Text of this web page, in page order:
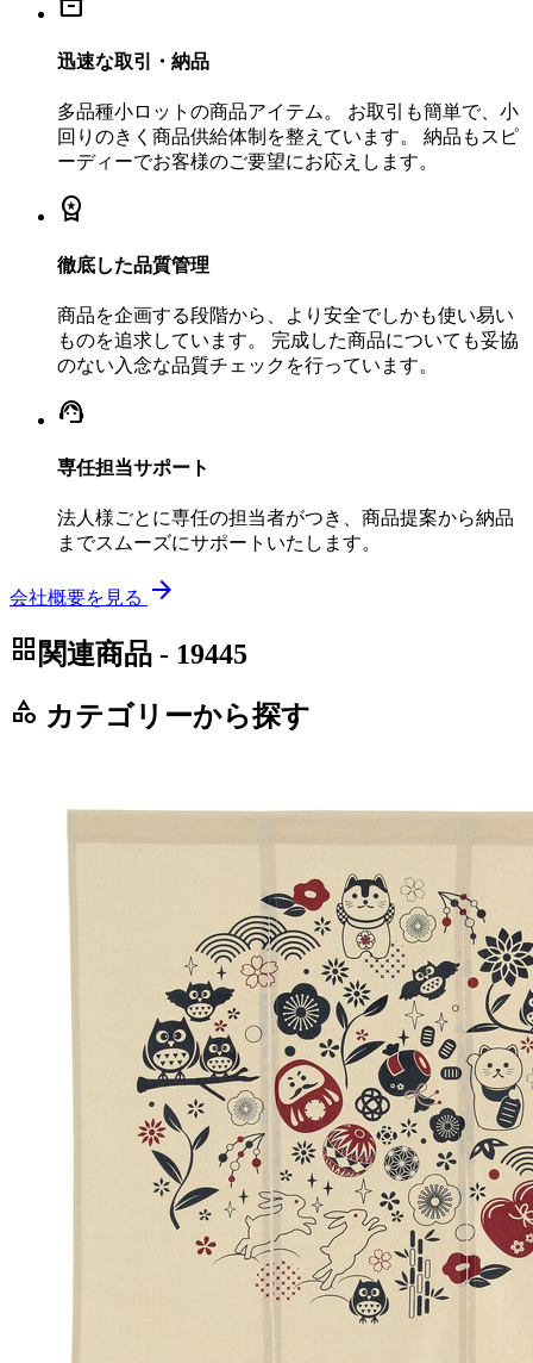
迅速な取引・納品
多品種小ロットの商品アイテム。 お取引も簡単で、小
回りのきく商品供給体制を整えています。 納品もスピ
ーディーでお客様のご要望にお応えします。
workspace_premium
徹底した品質管理
商品を企画する段階から、より安全でしかも使い易い
ものを追求しています。 完成した商品についても妥協
のない入念な品質チェックを行っています。
support_agent
専任担当サポート
法人様ごとに専任の担当者がつき、商品提案から納品
までスムーズにサポートいたします。
会社概要を見る arrow_forward
grid_view 関連商品 - 19445
category カテゴリーから探す